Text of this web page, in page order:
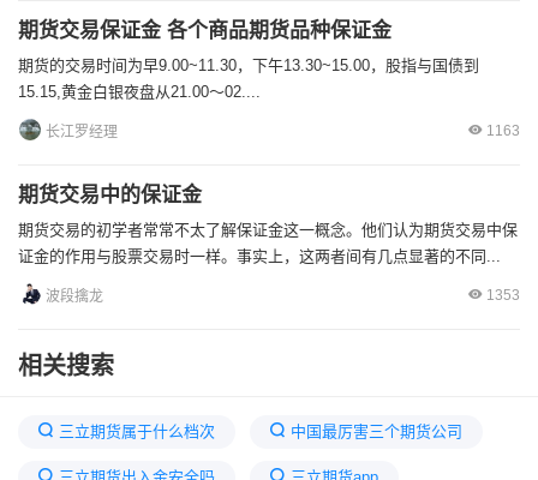
期货交易保证金 各个商品期货品种保证金
期货的交易时间为早9.00~11.30，下午13.30~15.00，股指与国债到
15.15,黄金白银夜盘从21.00～02....
长江罗经理 1163
期货交易中的保证金
期货交易的初学者常常不太了解保证金这一概念。他们认为期货交易中保
证金的作用与股票交易时一样。事实上，这两者间有几点显著的不同...
波段擒龙 1353
相关搜索
三立期货属于什么档次 中国最厉害三个期货公司